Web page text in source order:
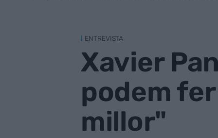
ENTREVISTA
Xavier
podem
millor"